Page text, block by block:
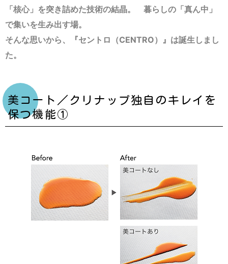
「核心」を突き詰めた技術の結晶。 暮らしの「真ん中」
で集いを生み出す場。
そんな思いから、『セントロ（CENTRO）』は誕生しまし
た。
美コート／クリナップ独自のキレイを
保つ機能①